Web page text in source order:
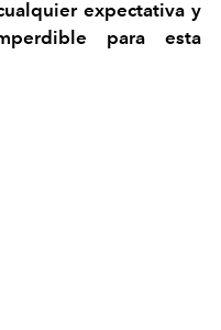
expectativa y
para esta